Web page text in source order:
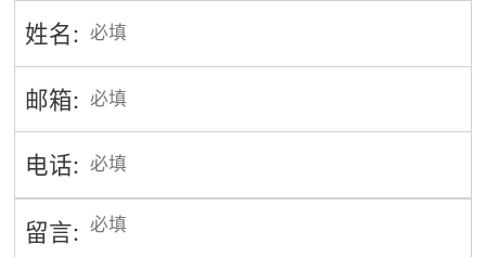
姓名:
邮箱:
电话:
留言: